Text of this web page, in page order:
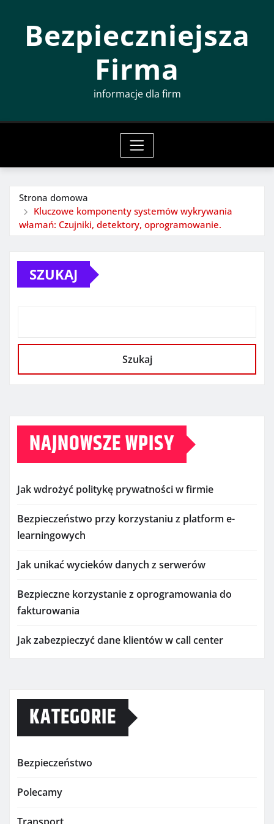
Bezpieczniejsza
Firma
informacje dla firm
Strona domowa
Kluczowe komponenty systemów wykrywania
włamań: Czujniki, detektory, oprogramowanie.
SZUKAJ
Szukaj
NAJNOWSZE WPISY
Jak wdrożyć politykę prywatności w firmie
Bezpieczeństwo przy korzystaniu z platform e-
learningowych
Jak unikać wycieków danych z serwerów
Bezpieczne korzystanie z oprogramowania do
fakturowania
Jak zabezpieczyć dane klientów w call center
KATEGORIE
Bezpieczeństwo
Polecamy